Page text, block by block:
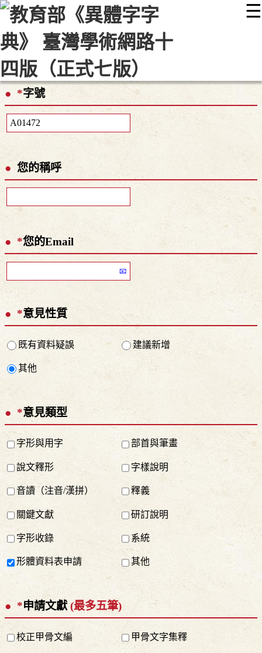
☰
::: 最新消息 常見問題 編輯說明
顯示模式
網站導覽
*字號
您的稱呼
*您的Email
*意見性質
既有資料疑誤 建議新增
其他
*意見類型
字形與用字 部首與筆畫
說文釋形 字樣說明
音讀（注音/漢拼） 釋義
關鍵文獻 研訂說明
字形收錄 系統
形體資料表申請 其他
*申請文獻 (最多五筆)
校正甲骨文編 甲骨文字集釋